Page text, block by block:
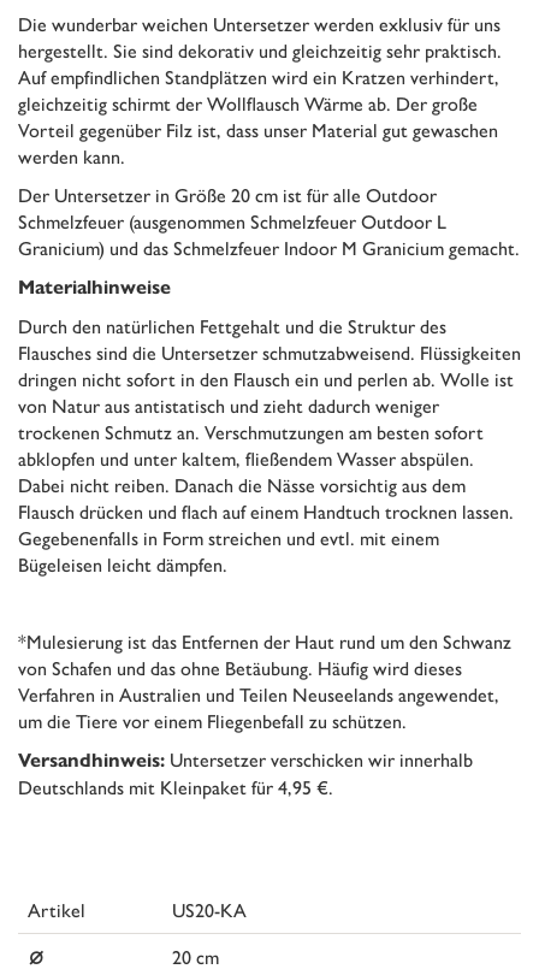
Die wunderbar weichen Untersetzer werden exklusiv für uns
hergestellt. Sie sind dekorativ und gleichzeitig sehr praktisch.
Auf empfindlichen Standplätzen wird ein Kratzen verhindert,
gleichzeitig schirmt der Wollflausch Wärme ab. Der große
Vorteil gegenüber Filz ist, dass unser Material gut gewaschen
werden kann.
Der Untersetzer in Größe 20 cm ist für alle Outdoor
Schmelzfeuer (ausgenommen Schmelzfeuer Outdoor L
Granicium) und das Schmelzfeuer Indoor M Granicium gemacht.
Materialhinweise
Durch den natürlichen Fettgehalt und die Struktur des
Flausches sind die Untersetzer schmutzabweisend. Flüssigkeiten
dringen nicht sofort in den Flausch ein und perlen ab. Wolle ist
von Natur aus antistatisch und zieht dadurch weniger
trockenen Schmutz an. Verschmutzungen am besten sofort
abklopfen und unter kaltem, fließendem Wasser abspülen.
Dabei nicht reiben. Danach die Nässe vorsichtig aus dem
Flausch drücken und flach auf einem Handtuch trocknen lassen.
Gegebenenfalls in Form streichen und evtl. mit einem
Bügeleisen leicht dämpfen.
*Mulesierung ist das Entfernen der Haut rund um den Schwanz
von Schafen und das ohne Betäubung. Häufig wird dieses
Verfahren in Australien und Teilen Neuseelands angewendet,
um die Tiere vor einem Fliegenbefall zu schützen.
Versandhinweis: Untersetzer verschicken wir innerhalb
Deutschlands mit Kleinpaket für 4,95 €.
Artikel US20-KA
⌀
20 cm